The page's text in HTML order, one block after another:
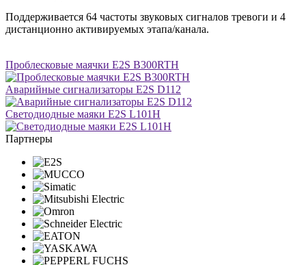
Поддерживается 64 частоты звуковых сигналов тревоги и 4
дистанционно активируемых этапа/канала.
Проблесковые маячки E2S B300RTH
Аварийные сигнализаторы E2S D112
Светодиодные маяки E2S L101H
Партнеры